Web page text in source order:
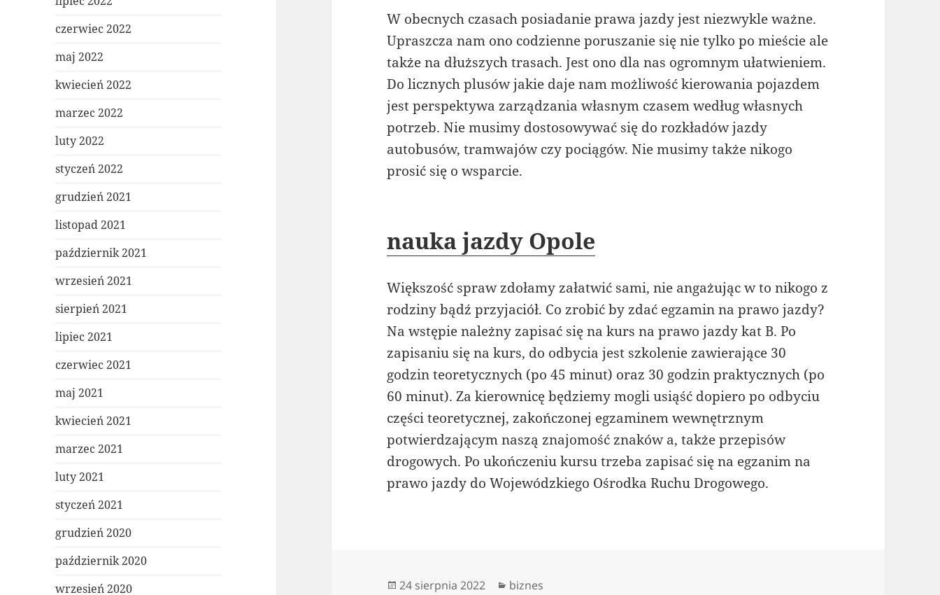
czerwiec 2022
maj 2022
kwiecień 2022
marzec 2022
luty 2022
styczeń 2022
grudzień 2021
listopad 2021
październik 2021
wrzesień 2021
sierpień 2021
lipiec 2021
czerwiec 2021
maj 2021
kwiecień 2021
marzec 2021
luty 2021
styczeń 2021
grudzień 2020
październik 2020
wrzesień 2020
W obecnych czasach posiadanie prawa jazdy jest niezwykle ważne.
Upraszcza nam ono codzienne poruszanie się nie tylko po mieście ale
także na dłuższych trasach. Jest ono dla nas ogromnym ułatwieniem.
Do licznych plusów jakie daje nam możliwość kierowania pojazdem
jest perspektywa zarządzania własnym czasem według własnych
potrzeb. Nie musimy dostosowywać się do rozkładów jazdy
autobusów, tramwajów czy pociągów. Nie musimy także nikogo
prosić się o wsparcie.
nauka jazdy Opole
Większość spraw zdołamy załatwić sami, nie angażując w to nikogo z
rodziny bądź przyjaciół. Co zrobić by zdać egzamin na prawo jazdy?
Na wstępie należny zapisać się na kurs na prawo jazdy kat B. Po
zapisaniu się na kurs, do odbycia jest szkolenie zawierające 30
godzin teoretycznych (po 45 minut) oraz 30 godzin praktycznych (po
60 minut). Za kierownicę będziemy mogli usiąść dopiero po odbyciu
części teoretycznej, zakończonej egzaminem wewnętrznym
potwierdzającym naszą znajomość znaków a, także przepisów
drogowych. Po ukończeniu kursu trzeba zapisać się na egzanim na
prawo jazdy do Wojewódzkiego Ośrodka Ruchu Drogowego.
Data
24 sierpnia 2022 Kategorie
biznes